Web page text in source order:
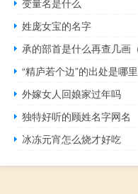
变量名是什么
姓庞女宝的名字
承的部首是什么再查几画
“精庐若个边”的出处是哪里
外嫁女人回娘家过年吗
独特好听的顾姓名字网名
冰冻元宵怎么烧才好吃